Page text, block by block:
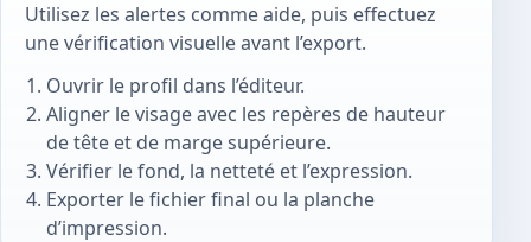
Utilisez les alertes comme aide, puis effectuez
une vérification visuelle avant l’export.
Ouvrir le profil dans l’éditeur.
Aligner le visage avec les repères de hauteur
de tête et de marge supérieure.
Vérifier le fond, la netteté et l’expression.
Exporter le fichier final ou la planche
d’impression.